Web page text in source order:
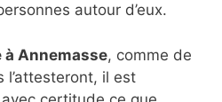
autour d’eux.
Annemasse, comme de
l’attesteront, il est